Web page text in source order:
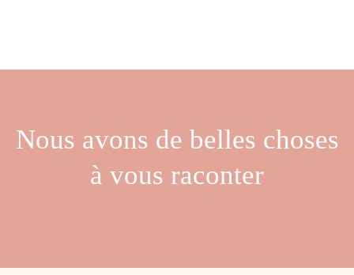
Nous avons de belles choses
à vous raconter